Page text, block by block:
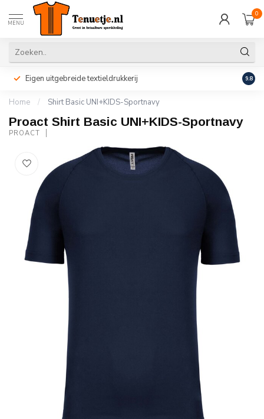
MENU
0
Eigen uitgebreide textieldrukkerij 9.8
Home / Shirt Basic UNI+KIDS-Sportnavy
Proact Shirt Basic UNI+KIDS-Sportnavy
PROACT